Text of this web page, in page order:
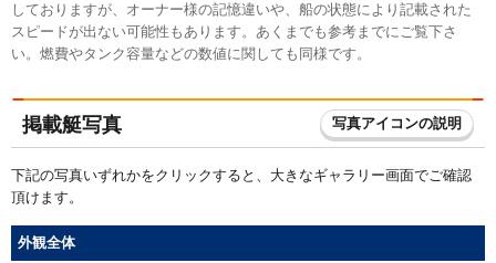
しておりますが、オーナー様の記憶違いや、船の状態により記載された
スピードが出ない可能性もあります。あくまでも参考までにご覧下さ
い。燃費やタンク容量などの数値に関しても同様です。
掲載艇写真 写真アイコンの説明
下記の写真いずれかをクリックすると、大きなギャラリー画面でご確認
頂けます。
外観全体